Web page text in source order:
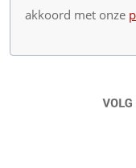
akkoord met onze